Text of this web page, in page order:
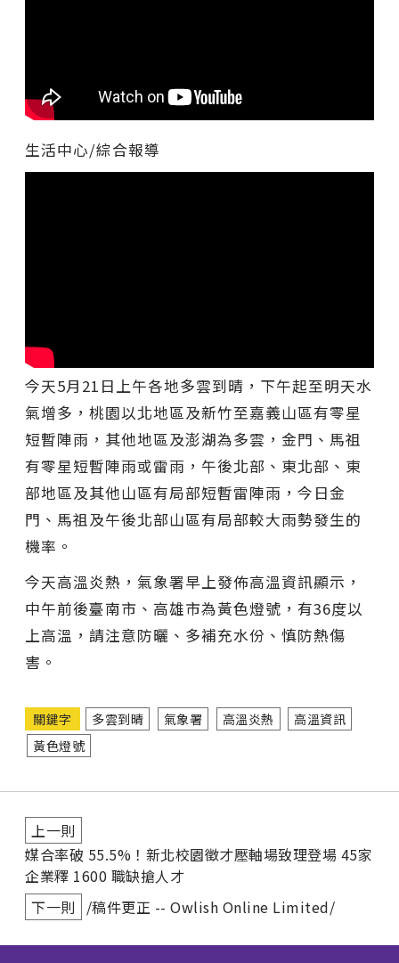
生活中心/綜合報導
今天5月21日上午各地多雲到晴，下午起至明天水
氣增多，桃園以北地區及新竹至嘉義山區有零星
短暫陣雨，其他地區及澎湖為多雲，金門、馬祖
有零星短暫陣雨或雷雨，午後北部、東北部、東
部地區及其他山區有局部短暫雷陣雨，今日金
門、馬祖及午後北部山區有局部較大雨勢發生的
機率。
今天高溫炎熱，氣象署早上發佈高溫資訊顯示，
中午前後臺南市、高雄市為黃色燈號，有36度以
上高溫，請注意防曬、多補充水份、慎防熱傷
害。
關鍵字 多雲到晴 氣象署 高溫炎熱
高溫資訊
黃色燈號
上一則
媒合率破 55.5%！新北校園徵才壓軸場致理登場 45家
企業釋 1600 職缺搶人才
下一則
/稿件更正 -- Owlish Online Limited/